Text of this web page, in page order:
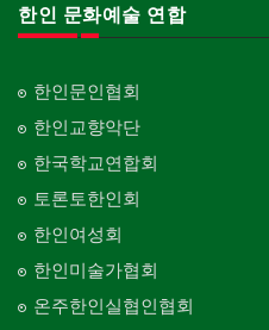
한인 문화예술 연합
한인문인협회
한인교향악단
한국학교연합회
토론토한인회
한인여성회
한인미술가협회
온주한인실협인협회